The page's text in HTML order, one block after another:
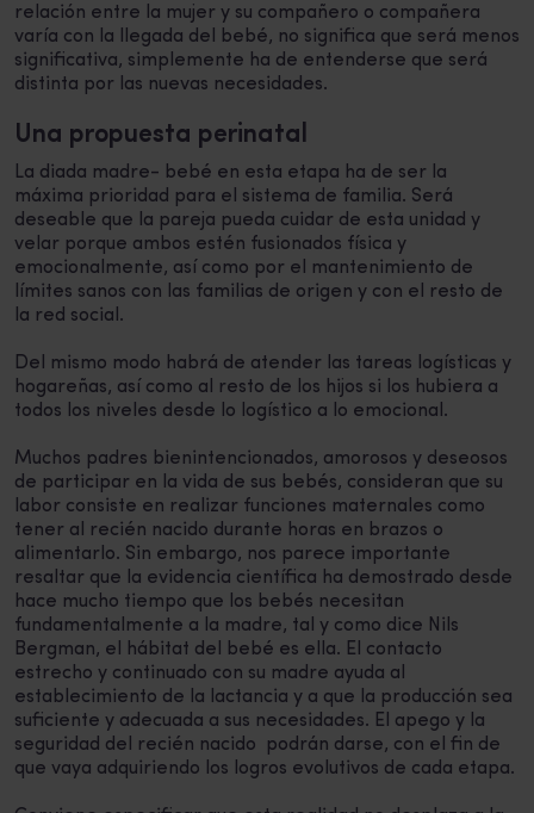
relación entre la mujer y su compañero o compañera
varía con la llegada del bebé, no significa que será menos
significativa, simplemente ha de entenderse que será
distinta por las nuevas necesidades.
Una propuesta perinatal
La diada madre- bebé en esta etapa ha de ser la
máxima prioridad para el sistema de familia. Será
deseable que la pareja pueda cuidar de esta unidad y
velar porque ambos estén fusionados física y
emocionalmente, así como por el mantenimiento de
límites sanos con las familias de origen y con el resto de
la red social.
Del mismo modo habrá de atender las tareas logísticas y
hogareñas, así como al resto de los hijos si los hubiera a
todos los niveles desde lo logístico a lo emocional.
Muchos padres bienintencionados, amorosos y deseosos
de participar en la vida de sus bebés, consideran que su
labor consiste en realizar funciones maternales como
tener al recién nacido durante horas en brazos o
alimentarlo. Sin embargo, nos parece importante
resaltar que la evidencia científica ha demostrado desde
hace mucho tiempo que los bebés necesitan
fundamentalmente a la madre, tal y como dice Nils
Bergman, el hábitat del bebé es ella. El contacto
estrecho y continuado con su madre ayuda al
establecimiento de la lactancia y a que la producción sea
suficiente y adecuada a sus necesidades. El apego y la
seguridad del recién nacido podrán darse, con el fin de
que vaya adquiriendo los logros evolutivos de cada etapa.